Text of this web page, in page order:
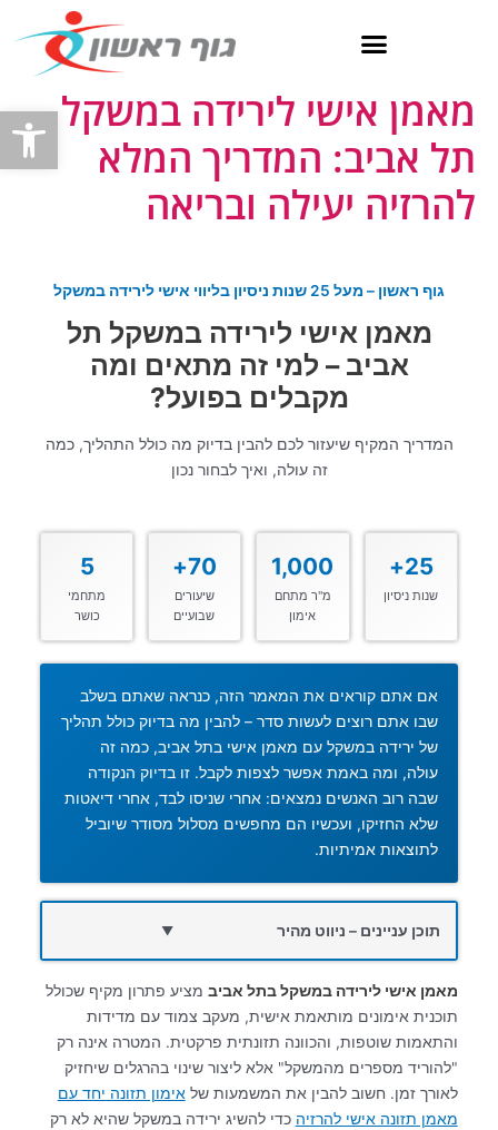
מאמן אישי לירידה במשקל
תל אביב: המדריך המלא
להרזיה יעילה ובריאה
גוף ראשון – מעל 25 שנות ניסיון בליווי אישי לירידה במשקל
מאמן אישי לירידה במשקל תל
אביב – למי זה מתאים ומה
מקבלים בפועל?
המדריך המקיף שיעזור לכם להבין בדיוק מה כולל התהליך, כמה
זה עולה, ואיך לבחור נכון
25+
שנות ניסיון
1,000
מ"ר מתחם
אימון
70+
שיעורים
שבועיים
5
מתחמי
כושר
אם אתם קוראים את המאמר הזה, כנראה שאתם בשלב
שבו אתם רוצים לעשות סדר – להבין מה בדיוק כולל תהליך
של ירידה במשקל עם מאמן אישי בתל אביב, כמה זה
עולה, ומה באמת אפשר לצפות לקבל. זו בדיוק הנקודה
שבה רוב האנשים נמצאים: אחרי שניסו לבד, אחרי דיאטות
שלא החזיקו, ועכשיו הם מחפשים מסלול מסודר שיוביל
לתוצאות אמיתיות.
תוכן עניינים – ניווט מהיר ▼
מאמן אישי לירידה במשקל בתל אביב מציע פתרון מקיף שכולל
תוכנית אימונים מותאמת אישית, מעקב צמוד עם מדידות
והתאמות שוטפות, והכוונה תזונתית פרקטית. המטרה אינה רק
"להוריד מספרים מהמשקל" אלא ליצור שינוי בהרגלים שיחזיק
לאורך זמן. חשוב להבין את המשמעות שלאימון תזונה יחד עם
מאמן תזונה אישי להרזיה כדי להשיג ירידה במשקל שהיא לא רק